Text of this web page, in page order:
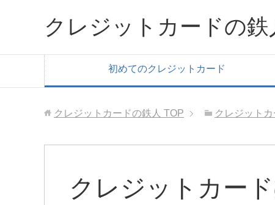
クレジットカードの鉄
初めてのクレジットカード
クレジットカードの鉄人 TOP クレジット
クレジットカー